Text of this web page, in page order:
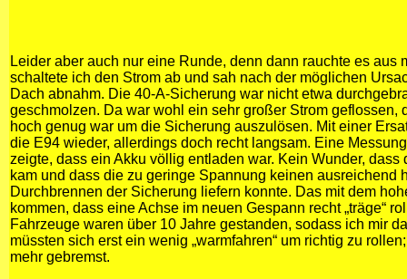
Leider aber auch nur eine Runde, denn dann rauchte es aus
schaltete ich den Strom ab und sah nach der möglichen
Dach abnahm. Die 40-A-Sicherung war nicht etwa
geschmolzen. Da war wohl ein sehr großer Strom geflossen,
hoch genug war um die Sicherung auszulösen. Mit einer
die E94 wieder, allerdings doch recht langsam. Eine
zeigte, dass ein Akku völlig entladen war. Kein Wunder, dass
kam und dass die zu geringe Spannung keinen ausreichend
Durchbrennen der Sicherung liefern konnte. Das mit dem
kommen, dass eine Achse im neuen Gespann recht „träge“
Fahrzeuge waren über 10 Jahre gestanden, sodass ich mir
müssten sich erst ein wenig „warmfahren“ um richtig zu
mehr gebremst.